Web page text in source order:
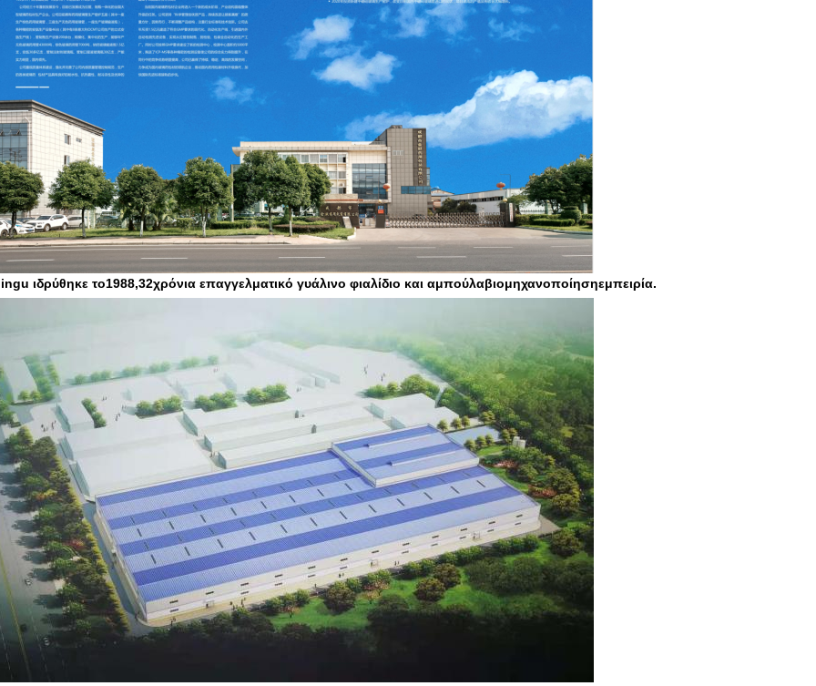
ιδρύθηκε το1988,32χρόνια επαγγελματικό γυάλινο φιαλίδιο και αμπούλαβιομηχανοποίησηεμπειρία.